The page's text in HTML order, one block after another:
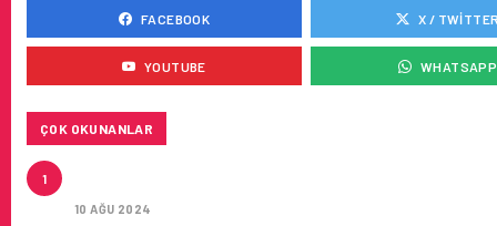
FACEBOOK X /
YOUTUBE WHATSAPP
ÇOK OKUNANLAR
1
10 AĞU 2024